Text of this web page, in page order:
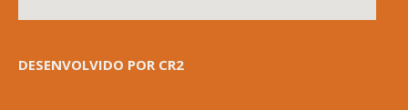
DESENVOLVIDO POR CR2